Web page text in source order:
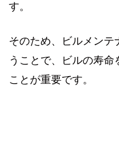
す。
そのため、ビルメン
うことで、ビルの寿
ことが重要です。